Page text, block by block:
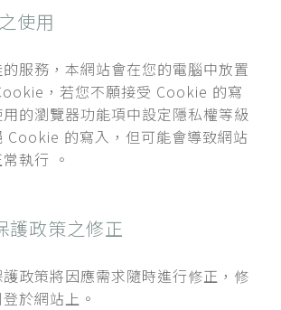
使用
服務，本網站會在您的電腦中放置
，若您不願接受 Cookie 的寫
的瀏覽器功能項中設定隱私權等級
Cookie 的寫入，但可能會導致網站
執行 。
護政策之修正
政策將因應需求隨時進行修正，修
於網站上。